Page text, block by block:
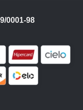
0001-98